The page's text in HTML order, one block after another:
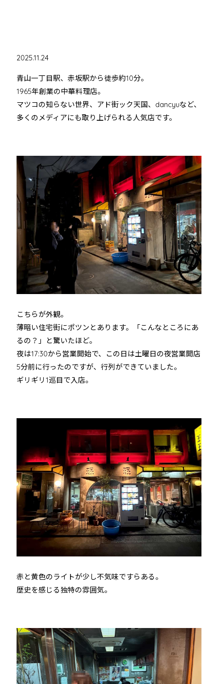
2025.11.24
青山一丁目駅、赤坂駅から徒歩約10分。
1965年創業の中華料理店。
マツコの知らない世界、アド街ック天国、dancyuなど、
多くのメディアにも取り上げられる人気店です。
こちらが外観。
薄暗い住宅街にポツンとあります。「こんなところにあ
るの？」と驚いたほど。
夜は17:30から営業開始で、この日は土曜日の夜営業開店
5分前に行ったのですが、行列ができていました。
ギリギリ1巡目で入店。
赤と黄色のライトが少し不気味ですらある。
歴史を感じる独特の雰囲気。